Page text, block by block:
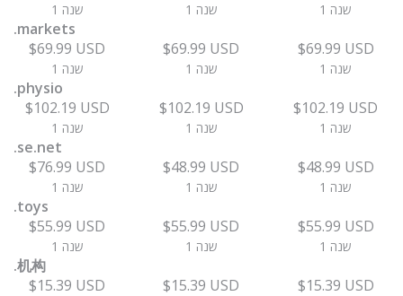
1 שנה 1 שנה 1 שנה
.markets
$69.99 USD
1 שנה
$69.99 USD
1 שנה
$69.99 USD
1 שנה
.physio
$102.19 USD
1 שנה
$102.19 USD
1 שנה
$102.19 USD
1 שנה
.se.net
$76.99 USD
1 שנה
$48.99 USD
1 שנה
$48.99 USD
1 שנה
.toys
$55.99 USD
1 שנה
$55.99 USD
1 שנה
$55.99 USD
1 שנה
.机构
$15.39 USD
$15.39 USD $15.39 USD